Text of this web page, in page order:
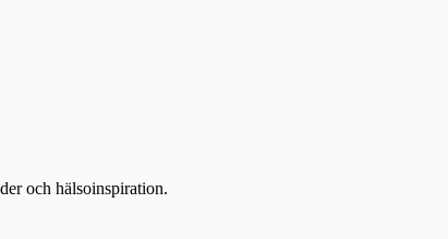
och hälsoinspiration.